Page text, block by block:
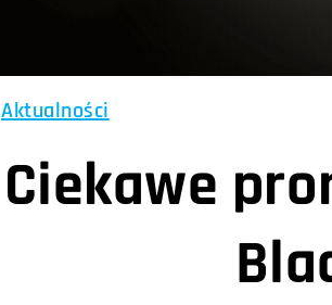
Aktualności
Ciekawe